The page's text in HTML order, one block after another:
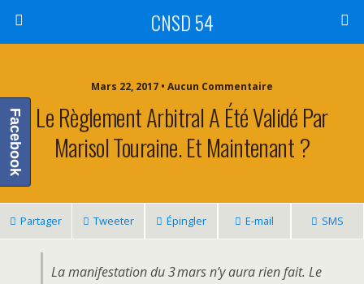
CNSD 54
Mars 22, 2017 • Aucun Commentaire
Le Règlement Arbitral A Été Validé Par
Marisol Touraine. Et Maintenant ?
Partager Tweeter Épingler E-mail SMS
La manifestation du 3 mars n’y aura rien fait. Le
Facebook